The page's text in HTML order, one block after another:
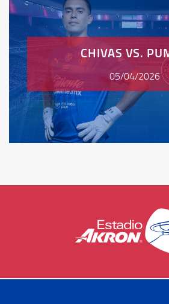
CHIVAS VS.
05/04/2026